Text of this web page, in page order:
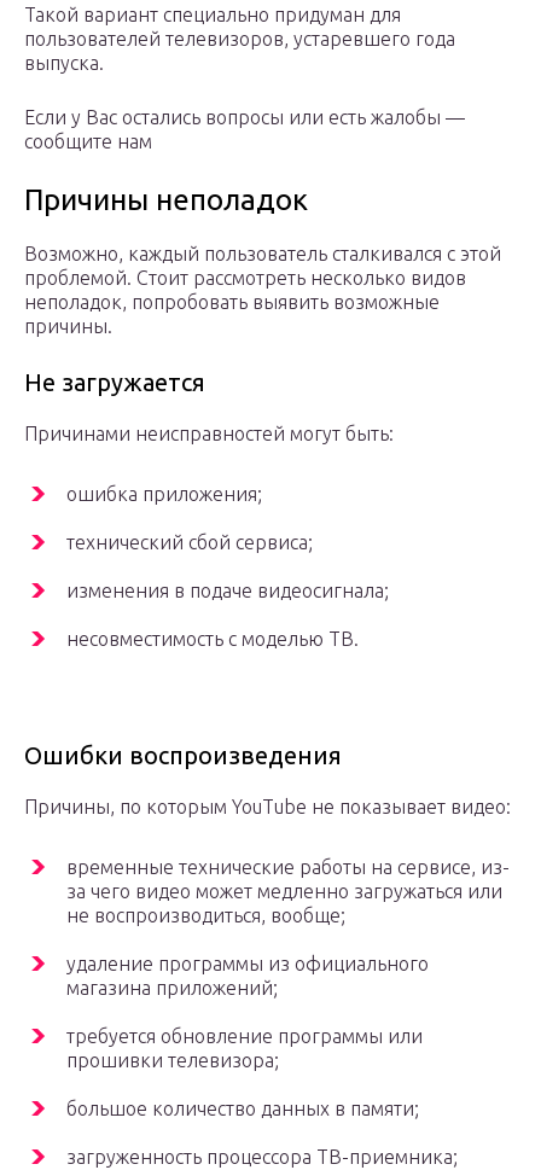
Такой вариант специально придуман для
пользователей телевизоров, устаревшего года
выпуска.
Если у Вас остались вопросы или есть жалобы —
сообщите нам
Причины неполадок
Возможно, каждый пользователь сталкивался с этой
проблемой. Стоит рассмотреть несколько видов
неполадок, попробовать выявить возможные
причины.
Не загружается
Причинами неисправностей могут быть:
ошибка приложения;
технический сбой сервиса;
изменения в подаче видеосигнала;
несовместимость с моделью ТВ.
Ошибки воспроизведения
Причины, по которым YouTube не показывает видео:
временные технические работы на сервисе, из-
за чего видео может медленно загружаться или
не воспроизводиться, вообще;
удаление программы из официального
магазина приложений;
требуется обновление программы или
прошивки телевизора;
большое количество данных в памяти;
загруженность процессора ТВ-приемника;